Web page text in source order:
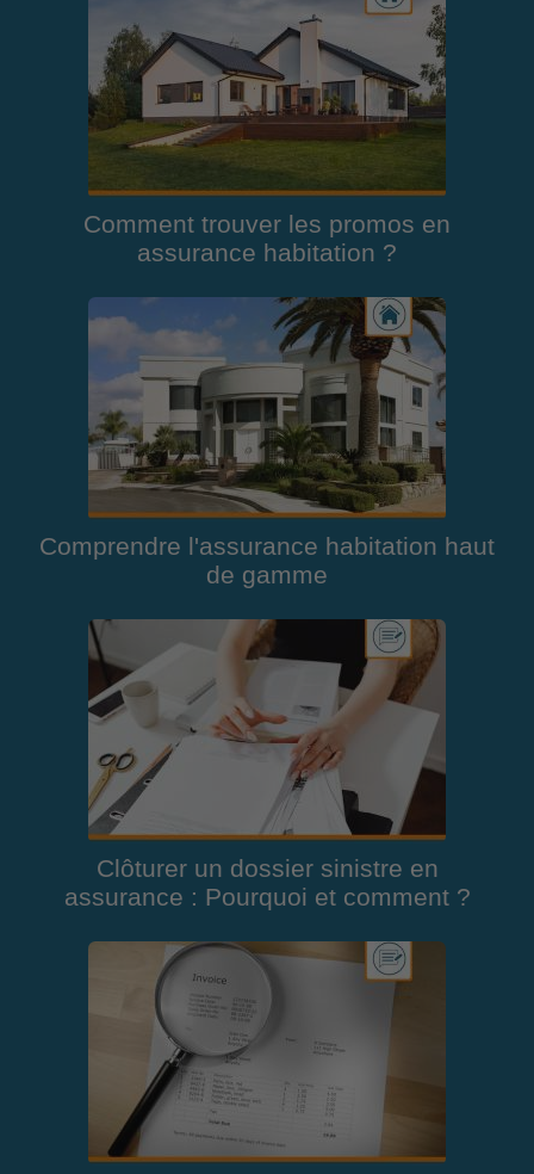
Comment trouver les promos en
assurance habitation ?
Comprendre l'assurance habitation haut
de gamme
Clôturer un dossier sinistre en
assurance : Pourquoi et comment ?